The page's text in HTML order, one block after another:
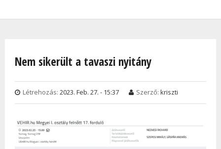
Nem sikerült a tavaszi nyitány
Létrehozás: 2023. Feb. 27. - 15:37 Szerző: kriszti